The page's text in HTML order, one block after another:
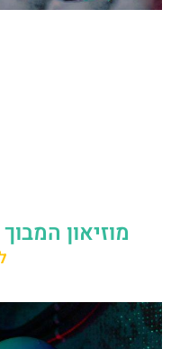
מוזיאון